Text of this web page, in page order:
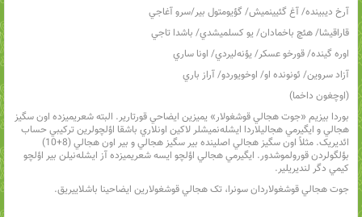
آرخ ديبينده/ آغ گئيينميش/ گؤيومتول بير/سرو آغاجي
قاراقيشا/ هئچ باخمادان/ يو کسلميشدي/ باشدا تاجي
اوره گينده/ قورخو عسکر/ يؤنه‌ليردي/ اونا ساري
آزاد سروين/ ئونونده او/ اوخويوردو/ آراز باري
(اوچغون داخما)
بوردا بيزيم «جوت هجالي قوشغولار» يميزين ايضاحي قورتارير. البته شعريميزده اون سگيز
هجالي و ايگيرمي هجاليلاردا ايشله‌نميشلر لاکين اونلاري باشقا اؤلچولرين ترکيبي حساب
ائديريک. مثلاً اون سگيز هجالي اصلينده بير سگيز هجالي و بير اون هجالي (8+10)
بؤلگولردن قورولموشدور. ايگيرمي هجالي اؤلچو ايسه شعريميزده آز ايشله‌نيلن بير اؤلچو
کيمي دگر لنديريلير.
جوت هجالي قوشغولاردان سونرا، تک هجالي قوشغولارين ايضاحينا باشلاييريق.